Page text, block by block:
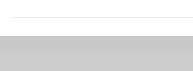
paraître dans le...